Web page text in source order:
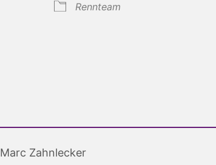
Rennteam
Marc Zahnlecker